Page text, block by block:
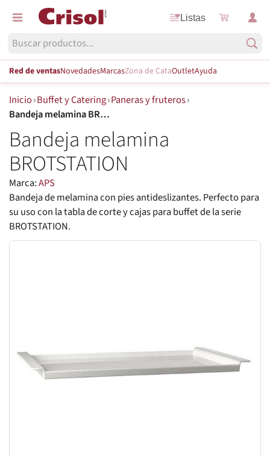
Listas
Red de ventasNovedadesMarcasZona de CataOutletAyuda
Inicio›Buffet y Catering›Paneras y fruteros›
Bandeja melamina BROTSTATION
Bandeja melamina
BROTSTATION
Marca:APS
Bandeja de melamina con pies antideslizantes. Perfecto para
su uso con la tabla de corte y cajas para buffet de la serie
BROTSTATION.